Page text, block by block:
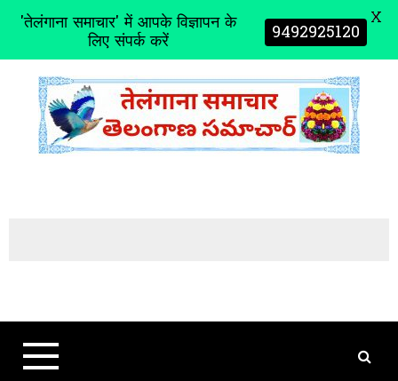
t
'तेलंगाना समाचार' में आपके विज्ञापन के
लिए संपर्क करें 9492925120 X